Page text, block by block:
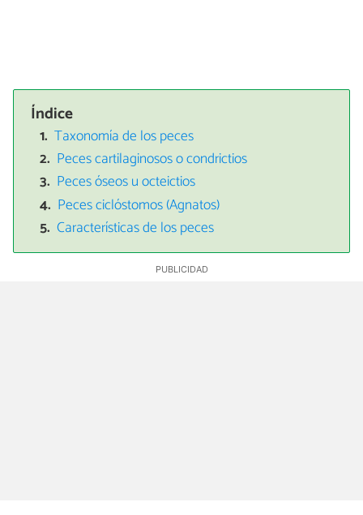
Índice
Taxonomía de los peces
Peces cartilaginosos o condrictios
Peces óseos u octeictios
Peces ciclóstomos (Agnatos)
Características de los peces